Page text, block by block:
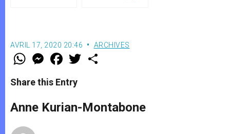
AVRIL 17, 2020 20:46 ARCHIVES
W
t
s
p
p
M
e
s
e
g
e
F
a
e
b
o
k
w
r
Share this Entry
Anne Kurian-Montabone